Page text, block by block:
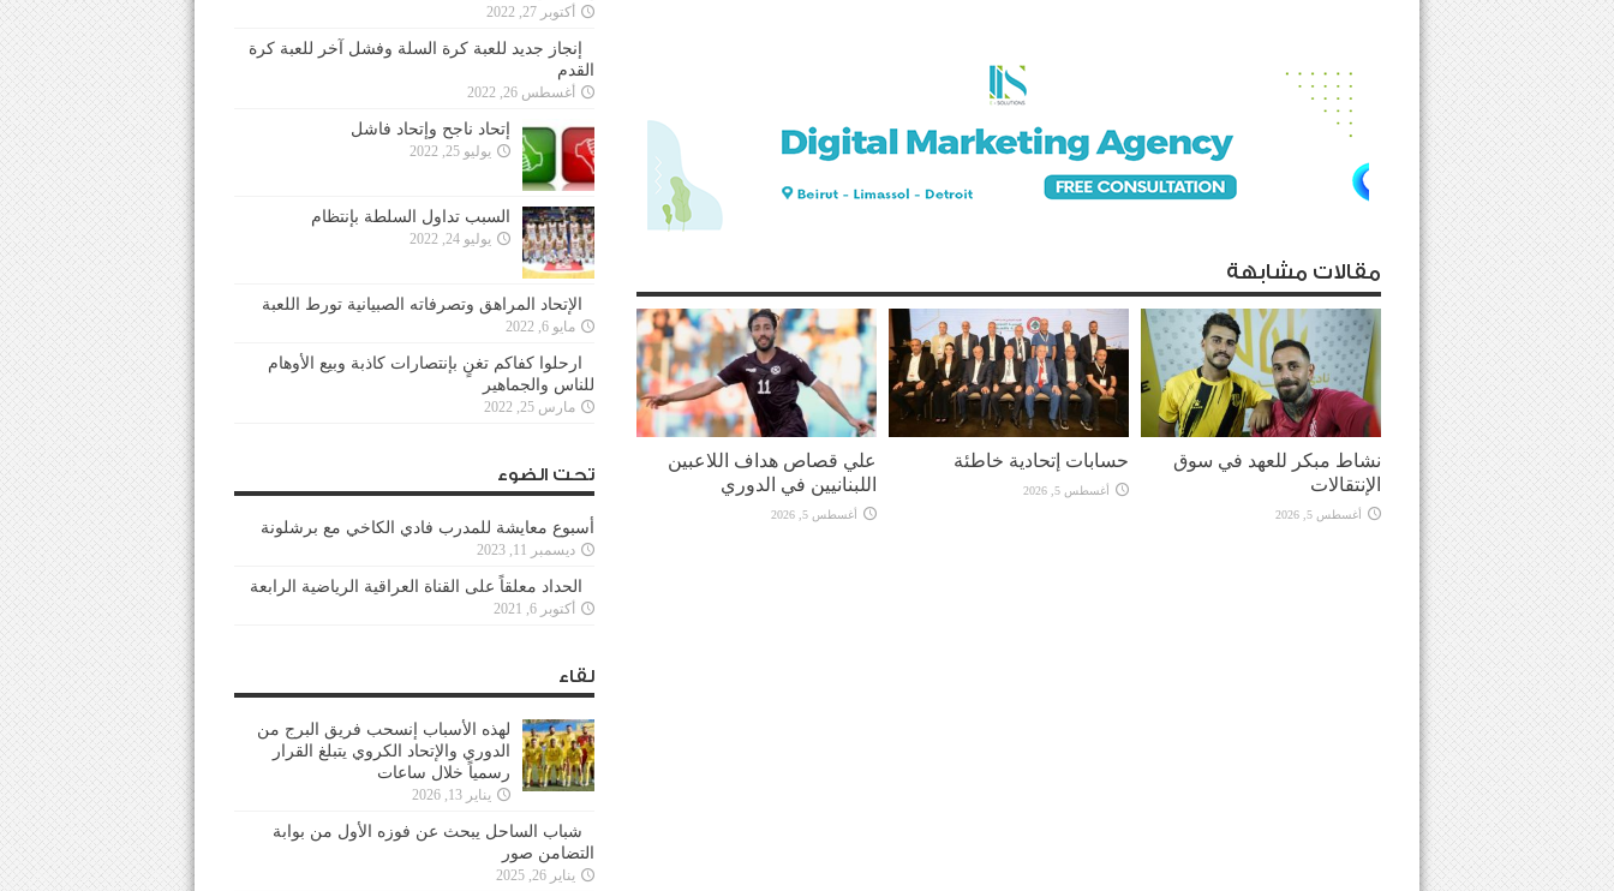
مقالات مشابهة
نشاط مبكر للعهد في سوق
الإنتقالات
أغسطس 5, 2026
حسابات إتحادية خاطئة
أغسطس 5, 2026
علي قصاص هداف اللاعبين
اللبنانيين في الدوري
أغسطس 5, 2026
أكتوبر 27, 2022
إنجاز جديد للعبة كرة السلة وفشل آخر للعبة كرة
القدم
أغسطس 26, 2022
إتحاد ناجح وإتحاد فاشل
يوليو 25, 2022
السبب تداول السلطة بإنتظام
يوليو 24, 2022
الإتحاد المراهق وتصرفاته الصبيانية تورط اللعبة
مايو 6, 2022
ارحلوا كفاكم تغنٍ بإنتصارات كاذبة وبيع الأوهام
للناس والجماهير
مارس 25, 2022
تحت الضوء
أسبوع معايشة للمدرب فادي الكاخي مع برشلونة
ديسمبر 11, 2023
الحداد معلقاً على القناة العراقية الرياضية الرابعة
أكتوبر 6, 2021
لقاء
لهذه الأسباب إنسحب فريق البرج من
الدوري والإتحاد الكروي يتبلغ القرار
رسمياً خلال ساعات
يناير 13, 2026
شباب الساحل يبحث عن فوزه الأول من بوابة
التضامن صور
يناير 26, 2025